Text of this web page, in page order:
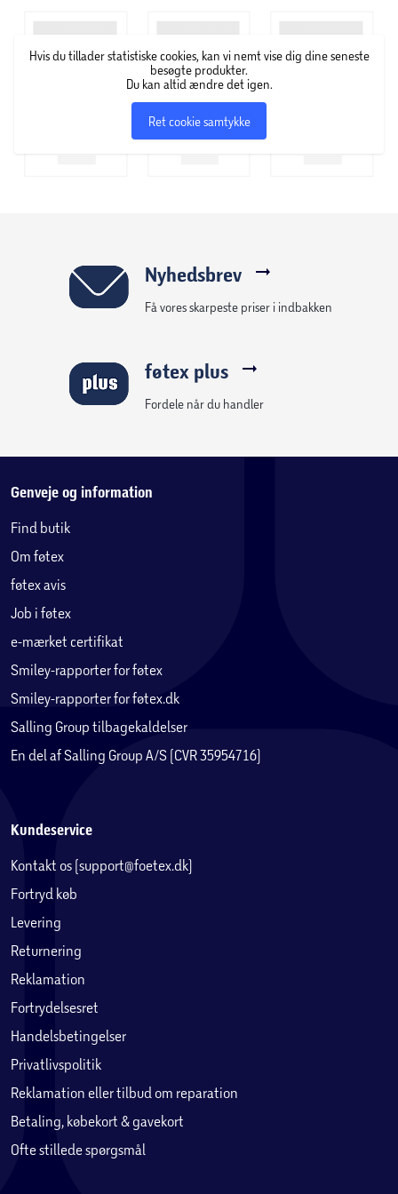
Hvis du tillader statistiske cookies, kan vi nemt vise dig dine seneste
besøgte produkter.
Du kan altid ændre det igen.
Ret cookie samtykke
Nyhedsbrev
Få vores skarpeste priser i indbakken
føtex plus
Fordele når du handler
Genveje og information
Find butik
Om føtex
føtex avis
Job i føtex
e-mærket certifikat
Smiley-rapporter for føtex
Smiley-rapporter for føtex.dk
Salling Group tilbagekaldelser
En del af Salling Group A/S (CVR 35954716)
Kundeservice
Kontakt os (support@foetex.dk)
Fortryd køb
Levering
Returnering
Reklamation
Fortrydelsesret
Handelsbetingelser
Privatlivspolitik
Reklamation eller tilbud om reparation
Betaling, købekort & gavekort
Ofte stillede spørgsmål